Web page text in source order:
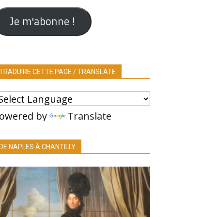
Je m'abonne !
CETTE PAGE / TRANSLATE
by Translate
NAPLES À CHANTILLY